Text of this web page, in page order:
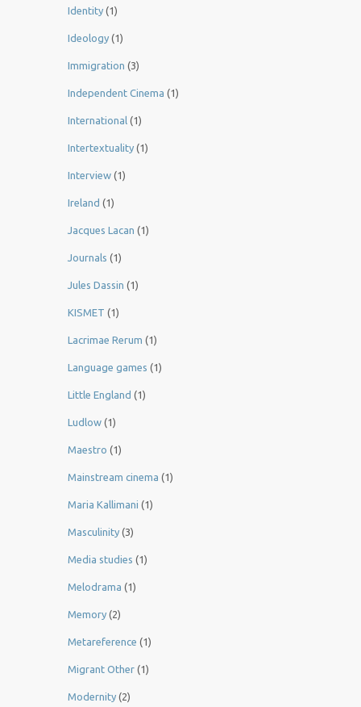
Identity (1)
Ideology (1)
Immigration (3)
Independent Cinema (1)
International (1)
Intertextuality (1)
Interview (1)
Ireland (1)
Jacques Lacan (1)
Journals (1)
Jules Dassin (1)
KISMET (1)
Lacrimae Rerum (1)
Language games (1)
Little England (1)
Ludlow (1)
Maestro (1)
Mainstream cinema (1)
Maria Kallimani (1)
Masculinity (3)
Media studies (1)
Melodrama (1)
Memory (2)
Metareference (1)
Migrant Other (1)
Modernity (2)